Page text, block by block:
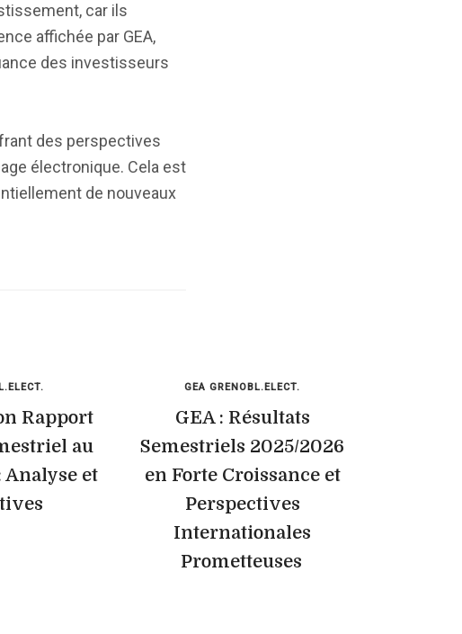
car ils
affichée par GEA,
des investisseurs
des perspectives
électronique. Cela est
de nouveaux
Rapport
au
Analyse et
GEA GRENOBL.ELECT.
GEA : Résultats
Semestriels 2025/2026
en Forte Croissance et
Perspectives
Internationales
Prometteuses